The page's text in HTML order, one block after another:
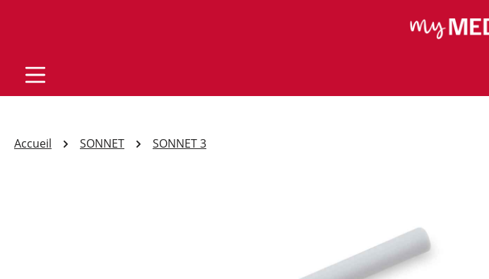
Accueil SONNET SONNET 3